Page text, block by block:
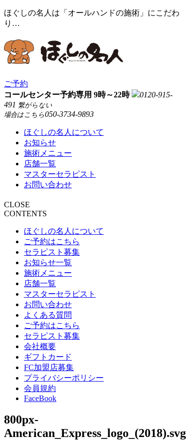
ほぐしの名人は「オールハンドの施術」にこだわ
り…
ご予約
コールセンター予約専用 9時～22時
0120-915-
491 繋がらない
場合はこちら050-3734-9893
ほぐしの名人について
お知らせ
施術メニュー
店舗一覧
マスターセラピスト
お問い合わせ
CLOSE
CONTENTS
ほぐしの名人について
ご予約はこちら
セラピスト募集
お知らせ一覧
施術メニュー
店舗一覧
マスターセラピスト
お問い合わせ
よくある質問
ご予約はこちら
セラピスト募集
会社概要
ギフトカード
FC加盟店募集
プライバシーポリシー
会員規約
FaceBook
800px-
American_Express_logo_(2018).svg